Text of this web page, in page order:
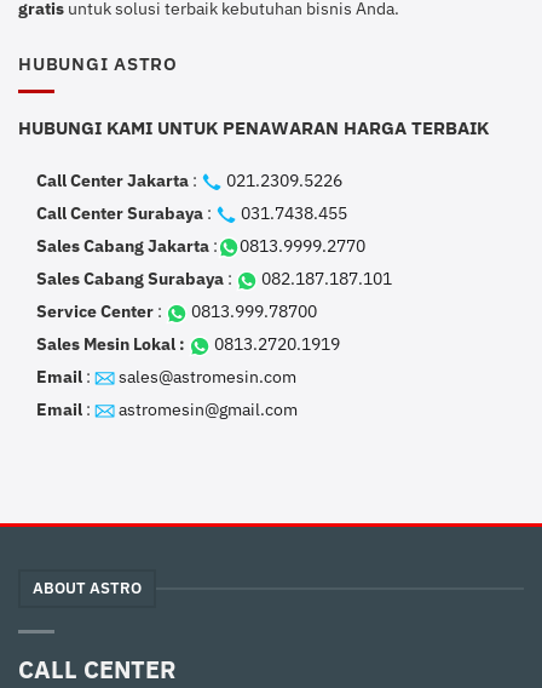
gratis untuk solusi terbaik kebutuhan bisnis Anda.
HUBUNGI ASTRO
HUBUNGI KAMI UNTUK PENAWARAN HARGA TERBAIK
Call Center Jakarta :
021.2309.5226
Call Center Surabaya :
031.7438.455
Sales Cabang Jakarta :
0813.9999.2770
Sales Cabang Surabaya :
082.187.187.101
Service Center :
0813.999.78700
Sales Mesin Lokal :
0813.2720.1919
Email :
sales@astromesin.com
Email : astromesin@gmail.com
ABOUT ASTRO
CALL CENTER